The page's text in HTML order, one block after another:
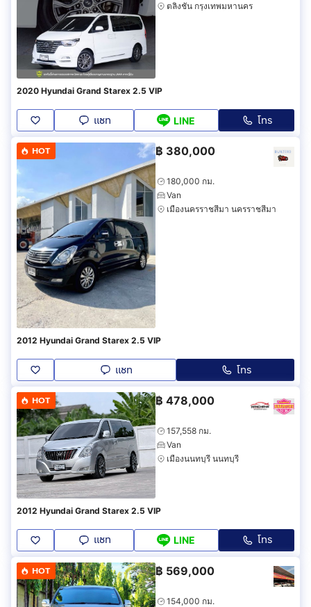
ตลิ่งชัน กรุงเทพมหานคร
2020 Hyundai Grand Starex 2.5 VIP
แชท LINE โทร
HOT ฿ 380,000
180,000 กม.
Van
เมืองนครราชสีมา นครราชสีมา
2012 Hyundai Grand Starex 2.5 VIP
แชท โทร
HOT ฿ 478,000
157,558 กม.
Van
เมืองนนทบุรี นนทบุรี
2012 Hyundai Grand Starex 2.5 VIP
แชท LINE โทร
HOT ฿ 569,000
154,000 กม.